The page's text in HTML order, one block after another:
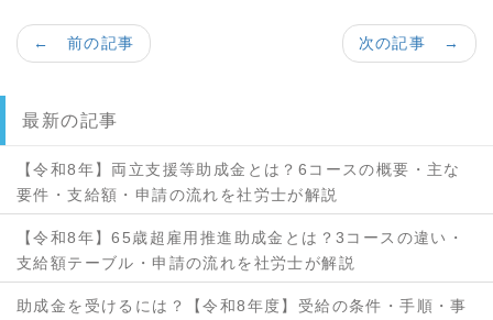
次の記事 →
← 前の記事
最新の記事
【令和8年】両立支援等助成金とは？6コースの概要・主な
要件・支給額・申請の流れを社労士が解説
【令和8年】65歳超雇用推進助成金とは？3コースの違い・
支給額テーブル・申請の流れを社労士が解説
助成金を受けるには？【令和8年度】受給の条件・手順・事